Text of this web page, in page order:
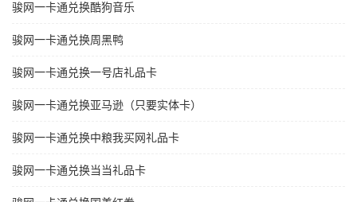
骏网一卡通兑换酷狗音乐
骏网一卡通兑换周黑鸭
骏网一卡通兑换一号店礼品卡
骏网一卡通兑换亚马逊（只要实体卡）
骏网一卡通兑换中粮我买网礼品卡
骏网一卡通兑换当当礼品卡